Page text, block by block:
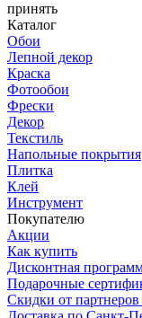
принять
Каталог
Обои
Лепной декор
Краска
Фотообои
Фрески
Декор
Текстиль
Напольные покрытия
Плитка
Клей
Инструмент
Покупателю
Акции
Как купить
Дисконтная
Подарочные
Скидки от